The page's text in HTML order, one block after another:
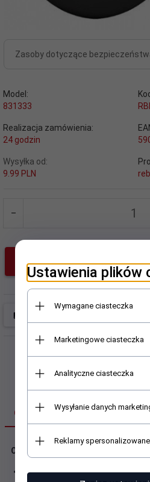
Zasoby dotyczące
Model:
831333
Realizacja zamówienia:
24 godzin
Wysyłka od:
9.99 PLN
KUP
OPIS PRODUKTU
Optyczna mysz bezprzewodowa
Technologia bezprzewodowa
Ustawienia plików
Wymagane ciasteczka
Marketingowe ciasteczka
Analityczne ciasteczka
Wysyłanie danych
Reklamy spersonalizowane